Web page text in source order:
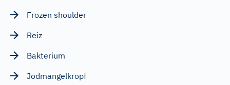
Frozen shoulder
Reiz
Bakterium
Jodmangelkropf